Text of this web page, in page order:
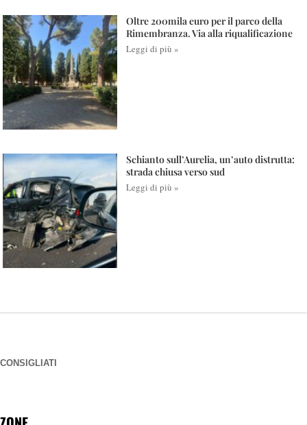
Oltre 200mila euro per il parco della
Rimembranza. Via alla riqualificazione
Leggi di più »
Schianto sull’Aurelia, un’auto distrutta:
strada chiusa verso sud
Leggi di più »
CONSIGLIATI